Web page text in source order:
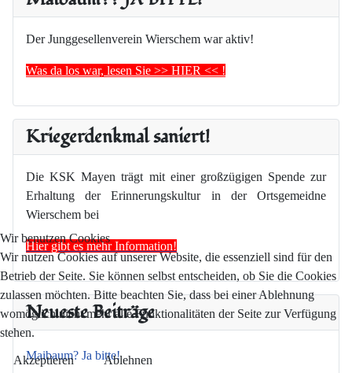
Der Junggesellenverein Wierschem war aktiv!
Was da los war, lesen Sie >> HIER << !
Kriegerdenkmal saniert!
Die KSK Mayen trägt mit einer großzügigen Spende zur
Erhaltung der Erinnerungskultur in der Ortsgemeidne
Wierschem bei
Hier gibt es mehr Information!
Neueste Beiträge
Maibaum? Ja bitte!
Wir benutzen Cookies
Wir nutzen Cookies auf unserer Website, die essenziell sind für den
Betrieb der Seite. Sie können selbst entscheiden, ob Sie die Cookies
zulassen möchten. Bitte beachten Sie, dass bei einer Ablehnung
womöglich nicht mehr alle Funktionalitäten der Seite zur Verfügung
stehen.
Akzeptieren Ablehnen